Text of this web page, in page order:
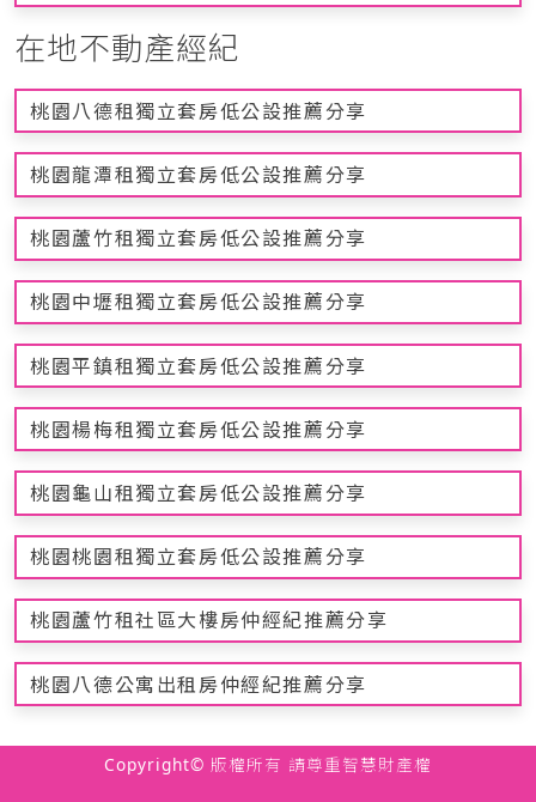
在地不動產經紀
桃園八德租獨立套房低公設推薦分享
桃園龍潭租獨立套房低公設推薦分享
桃園蘆竹租獨立套房低公設推薦分享
桃園中壢租獨立套房低公設推薦分享
桃園平鎮租獨立套房低公設推薦分享
桃園楊梅租獨立套房低公設推薦分享
桃園龜山租獨立套房低公設推薦分享
桃園桃園租獨立套房低公設推薦分享
桃園蘆竹租社區大樓房仲經紀推薦分享
桃園八德公寓出租房仲經紀推薦分享
Copyright© 版權所有 請尊重智慧財產權